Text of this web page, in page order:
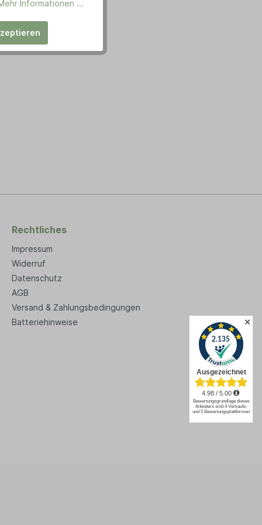
Rechtliches
Impressum
Widerruf
Datenschutz
AGB
Versand & Zahlungsbedingungen
Batteriehinweise
Informationen ...
✕